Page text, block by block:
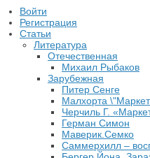
Войти
Регистрация
Статьи
Литература
Отечественная
Михаил Рыбаков
Зарубежная
Питер Сенге
Малхорта
Черчиль Г.
Герман Симон
Маверик.Семко
Саммерхилл –